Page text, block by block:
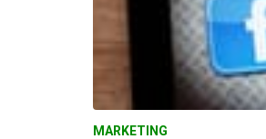
MARKETING